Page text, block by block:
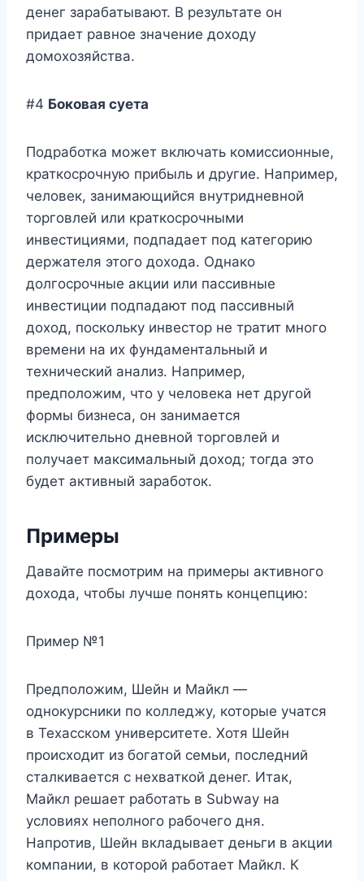
денег зарабатывают. В результате он
придает равное значение доходу
домохозяйства.
#4 Боковая суета
Подработка может включать комиссионные,
краткосрочную прибыль и другие. Например,
человек, занимающийся внутридневной
торговлей или краткосрочными
инвестициями, подпадает под категорию
держателя этого дохода. Однако
долгосрочные акции или пассивные
инвестиции подпадают под пассивный
доход, поскольку инвестор не тратит много
времени на их фундаментальный и
технический анализ. Например,
предположим, что у человека нет другой
формы бизнеса, он занимается
исключительно дневной торговлей и
получает максимальный доход; тогда это
будет активный заработок.
Примеры
Давайте посмотрим на примеры активного
дохода, чтобы лучше понять концепцию:
Пример №1
Предположим, Шейн и Майкл —
однокурсники по колледжу, которые учатся
в Техасском университете. Хотя Шейн
происходит из богатой семьи, последний
сталкивается с нехваткой денег. Итак,
Майкл решает работать в Subway на
условиях неполного рабочего дня.
Напротив, Шейн вкладывает деньги в акции
компании, в которой работает Майкл. К